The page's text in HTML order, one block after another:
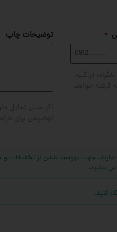
* توضیحات چاپ
عمده (بالای ۱۰ عدد) دارید، جهت بهره‌مند شدن
باشید.
کنید.